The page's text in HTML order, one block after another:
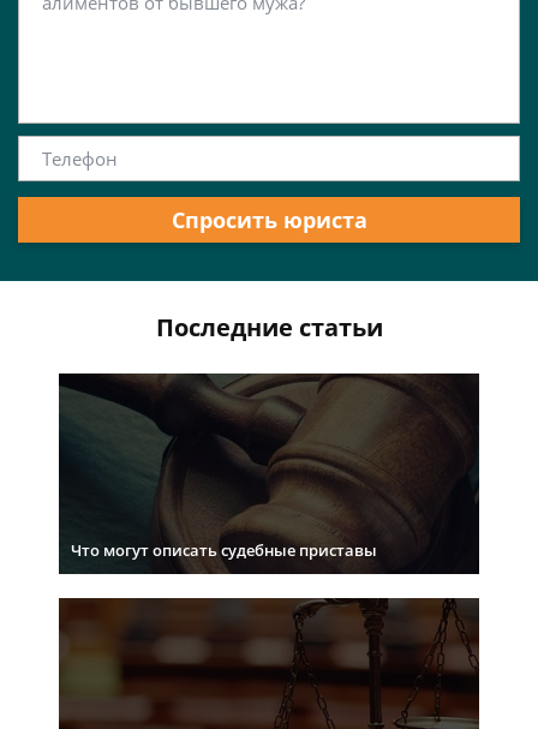
Спросить юриста
Последние статьи
Что могут описать судебные приставы